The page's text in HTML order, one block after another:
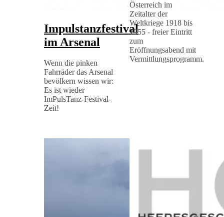
Impulstanzfestival
im Arsenal
Wenn die pinken
Fahrräder das Arsenal
bevölkern wissen wir:
Es ist wieder
ImPulsTanz-Festival-
Zeit!
Österreich im
Zeitalter der
Weltkriege 1918 bis
1955 - freier Eintritt
zum
Eröffnungsabend mit
Vermittlungsprogramm.